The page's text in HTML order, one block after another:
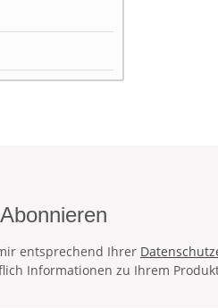
entsprechend Ihrer
Informationen zu Ihrem